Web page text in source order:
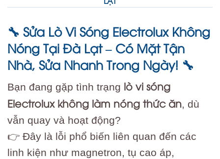
🔧 Sửa Lò Vi Sóng Electrolux Không
Nóng Tại Đà Lạt – Có Mặt Tận
Nhà, Sửa Nhanh Trong Ngày! 🔧
Bạn đang gặp tình trạng lò vi sóng
Electrolux không làm nóng thức ăn, dù
vẫn quay và hoạt động?
👉 Đây là lỗi phổ biến liên quan đến các
linh kiện như magnetron, tụ cao áp,